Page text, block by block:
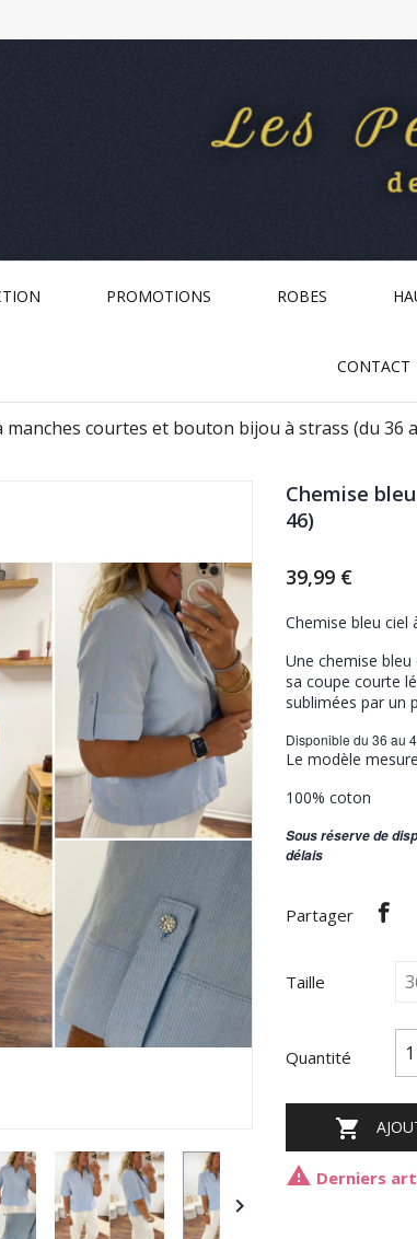
PROMOTIONS ROBES
CONTACT
manches courtes et bouton bijou à strass (du 36

Chemise
46)
39,99 €
Chemise bleu
Une chemise
sa coupe courte
sublimées par un
Disponible du 36 au
Le modèle
100% coton
Sous réserve de
délais
Partager
Taille
Quantité

 Derniers